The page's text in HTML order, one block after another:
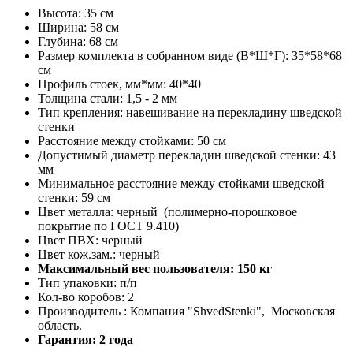
Высота: 35 см
Ширина: 58 см
Глубина: 68 см
Размер комплекта в собранном виде (В*Ш*Г): 35*58*68
см
Профиль стоек, мм*мм: 40*40
Толщина стали: 1,5 - 2 мм
Тип крепления: навешивание на перекладину шведской
стенки
Расстояние между стойками: 50 см
Допустимый диаметр перекладин шведской стенки: 43
мм
Минимальное расстояние между стойками шведской
стенки: 59 см
Цвет металла: черный (полимерно-порошковое
покрытие по ГОСТ 9.410)
Цвет ПВХ: черный
Цвет кож.зам.: черный
Максимальный вес пользователя: 150 кг
Тип упаковки: п/п
Кол-во коробов: 2
Производитель : Компания "ShvedStenki", Московская
область.
Гарантия: 2 года